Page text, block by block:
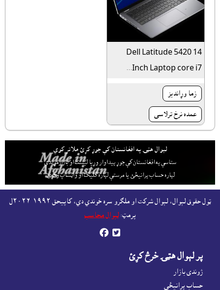
Dell Latitude 5420 14
Inch Laptop core i7...
زما وړانديز
عمده نرخ ترلاسى
لېوال هټۍ په افغانستان کې جوړ کړئ ملاتړ کوي
ستاسې په افغانستان کې جوړ پيداوار وړيا ليست او بازارموندې
لپاره حساب پرانيځئ يا مرستې لپاره کليک او واټساپ وکړئ.
ټول حقوق لېوال، لېوال شرکت او ملګرو سره خوندي دي، کاپيحق ١٩٩٢-٢٠٢٦ل
پرمټ:لېوال محاسب
 
پر لېوال هټۍ خرڅ کړئ
ژوندى بازار
حساب پرانيځى